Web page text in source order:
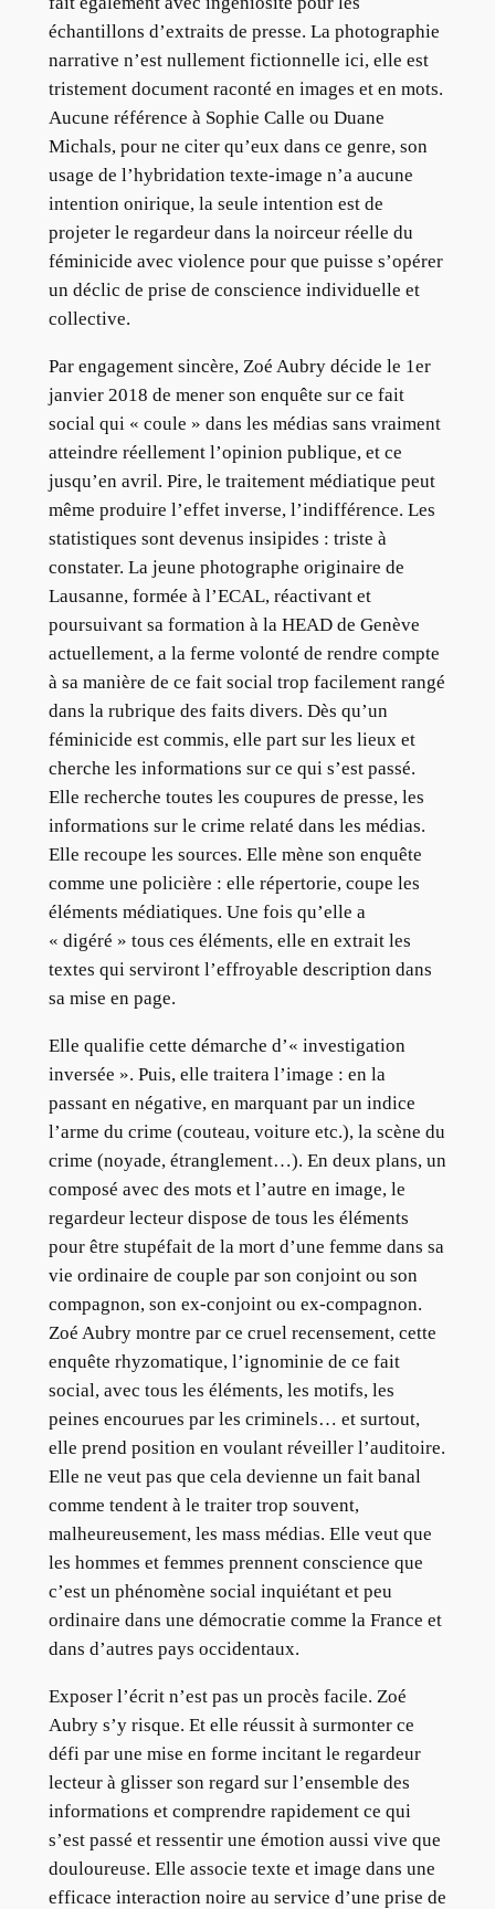
échantillons d’extraits de presse. La photographie
narrative n’est nullement fictionnelle ici, elle est
tristement document raconté en images et en mots.
Aucune référence à Sophie Calle ou Duane
Michals, pour ne citer qu’eux dans ce genre, son
usage de l’hybridation texte-image n’a aucune
intention onirique, la seule intention est de
projeter le regardeur dans la noirceur réelle du
féminicide avec violence pour que puisse s’opérer
un déclic de prise de conscience individuelle et
collective.
Par engagement sincère, Zoé Aubry décide le 1er
janvier 2018 de mener son enquête sur ce fait
social qui « coule » dans les médias sans vraiment
atteindre réellement l’opinion publique, et ce
jusqu’en avril. Pire, le traitement médiatique peut
même produire l’effet inverse, l’indifférence. Les
statistiques sont devenus insipides : triste à
constater. La jeune photographe originaire de
Lausanne, formée à l’ECAL, réactivant et
poursuivant sa formation à la HEAD de Genève
actuellement, a la ferme volonté de rendre compte
à sa manière de ce fait social trop facilement rangé
dans la rubrique des faits divers. Dès qu’un
féminicide est commis, elle part sur les lieux et
cherche les informations sur ce qui s’est passé.
Elle recherche toutes les coupures de presse, les
informations sur le crime relaté dans les médias.
Elle recoupe les sources. Elle mène son enquête
comme une policière : elle répertorie, coupe les
éléments médiatiques. Une fois qu’elle a
« digéré » tous ces éléments, elle en extrait les
textes qui serviront l’effroyable description dans
sa mise en page.
Elle qualifie cette démarche d’« investigation
inversée ». Puis, elle traitera l’image : en la
passant en négative, en marquant par un indice
l’arme du crime (couteau, voiture etc.), la scène du
crime (noyade, étranglement…). En deux plans, un
composé avec des mots et l’autre en image, le
regardeur lecteur dispose de tous les éléments
pour être stupéfait de la mort d’une femme dans sa
vie ordinaire de couple par son conjoint ou son
compagnon, son ex-conjoint ou ex-compagnon.
Zoé Aubry montre par ce cruel recensement, cette
enquête rhyzomatique, l’ignominie de ce fait
social, avec tous les éléments, les motifs, les
peines encourues par les criminels… et surtout,
elle prend position en voulant réveiller l’auditoire.
Elle ne veut pas que cela devienne un fait banal
comme tendent à le traiter trop souvent,
malheureusement, les mass médias. Elle veut que
les hommes et femmes prennent conscience que
c’est un phénomène social inquiétant et peu
ordinaire dans une démocratie comme la France et
dans d’autres pays occidentaux.
Exposer l’écrit n’est pas un procès facile. Zoé
Aubry s’y risque. Et elle réussit à surmonter ce
défi par une mise en forme incitant le regardeur
lecteur à glisser son regard sur l’ensemble des
informations et comprendre rapidement ce qui
s’est passé et ressentir une émotion aussi vive que
douloureuse. Elle associe texte et image dans une
efficace interaction noire au service d’une prise de